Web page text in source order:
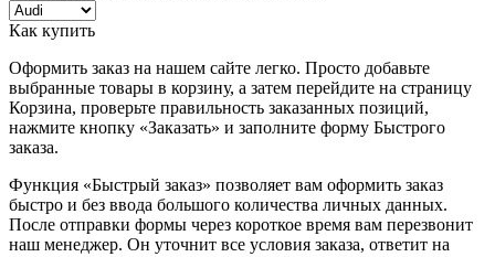
Как купить
Оформить заказ на нашем сайте легко. Просто добавьте
выбранные товары в корзину, а затем перейдите на страницу
Корзина, проверьте правильность заказанных позиций,
нажмите кнопку «Заказать» и заполните форму Быстрого
заказа.
Функция «Быстрый заказ» позволяет вам оформить заказ
быстро и без ввода большого количества личных данных.
После отправки формы через короткое время вам перезвонит
наш менеджер. Он уточнит все условия заказа, ответит на